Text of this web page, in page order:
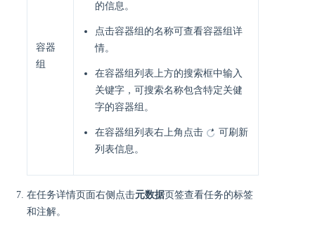
容器
组
的信息。
点击容器组的名称可查看容器组详
情。
在容器组列表上方的搜索框中输入
关键字，可搜索名称包含特定关健
字的容器组。
在容器组列表右上角点击
可刷新
列表信息。
在任务详情页面右侧点击元数据页签查看任务的标签
和注解。